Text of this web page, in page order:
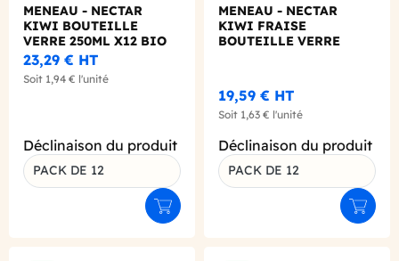
MENEAU - NECTAR
KIWI BOUTEILLE
VERRE 250ML X12 BIO
23,29 € HT
Soit 1,94 € l'unité
Déclinaison du produit
PACK DE 12
Ajouter au panier
MENEAU - NECTAR
KIWI FRAISE
BOUTEILLE VERRE
19,59 € HT
Soit 1,63 € l'unité
Déclinaison du produit
PACK DE 12